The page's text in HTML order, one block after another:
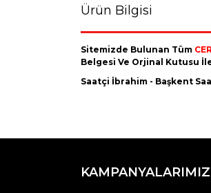
Ürün Bilgisi
Sitemizde Bulunan Tüm
Belgesi Ve Orjinal Kutusu
Saatçi İbrahim - Başkent
Görüş ve önerileriniz için
Ürün resmi kalitesiz,